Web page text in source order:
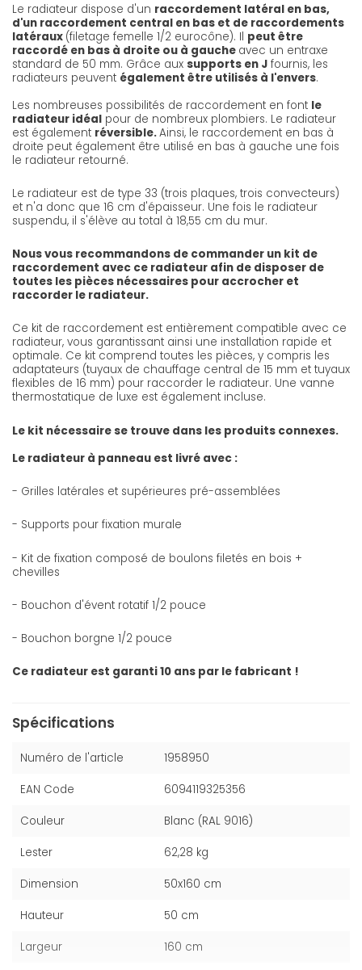
Le radiateur dispose d'un raccordement latéral en bas,
d'un raccordement central en bas et de raccordements
latéraux (filetage femelle 1/2 eurocône). Il peut être
raccordé en bas à droite ou à gauche avec un entraxe
standard de 50 mm. Grâce aux supports en J fournis, les
radiateurs peuvent également être utilisés à l'envers.
Les nombreuses possibilités de raccordement en font le
radiateur idéal pour de nombreux plombiers. Le radiateur
est également réversible.Ainsi, le raccordement en bas à
droite peut également être utilisé en bas à gauche une fois
le radiateur retourné.
Le radiateur est de type 33 (trois plaques, trois convecteurs)
et n'a donc que 16 cm d'épaisseur. Une fois le radiateur
suspendu, il s'élève au total à 18,55 cm du mur.
Nous vous recommandons de commander un kit de
raccordement avec ce radiateur afin de disposer de
toutes les pièces nécessaires pour accrocher et
raccorder le radiateur.
Ce kit de raccordement est entièrement compatible avec ce
radiateur, vous garantissant ainsi une installation rapide et
optimale. Ce kit comprend toutes les pièces, y compris les
adaptateurs (tuyaux de chauffage central de 15 mm et tuyaux
flexibles de 16 mm) pour raccorder le radiateur. Une vanne
thermostatique de luxe est également incluse.
Le kit nécessaire se trouve dans les produits connexes.
Le radiateur à panneau est livré avec :
- Grilles latérales et supérieures pré-assemblées
- Supports pour fixation murale
- Kit de fixation composé de boulons filetés en bois +
chevilles
- Bouchon d'évent rotatif 1/2 pouce
- Bouchon borgne 1/2 pouce
Ce radiateur est garanti 10 ans par le fabricant !
Spécifications
Numéro de l'article 1958950
EAN Code 6094119325356
Couleur Blanc (RAL 9016)
Lester 62,28 kg
Dimension 50x160 cm
Hauteur 50 cm
Largeur 160 cm